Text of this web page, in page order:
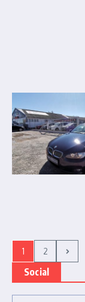
1 2
Social